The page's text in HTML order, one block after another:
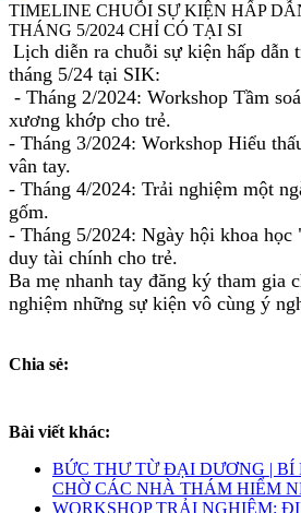
TIMELINE CHUỖI SỰ KIỆN HẤP
THÁNG 5/2024 CHỈ CÓ TẠI SI
Lịch diễn ra chuỗi sự kiện hấp dẫn
tháng 5/24 tại SIK:
- Tháng 2/2024: Workshop Tầm
xương khớp cho trẻ.
- Tháng 3/2024: Workshop Hiểu
vân tay.
- Tháng 4/2024: Trải nghiệm một
gốm.
- Tháng 5/2024: Ngày hội khoa
duy tài chính cho trẻ.
Ba mẹ nhanh tay đăng ký tham gia
nghiệm những sự kiện vô cùng ý
Chia sẻ:
Bài viết khác:
BỨC THƯ TỪ ĐẠI DƯƠNG |
CHỜ CÁC NHÀ THÁM HIỂM
WORKSHOP TRẢI NGHIỆM: